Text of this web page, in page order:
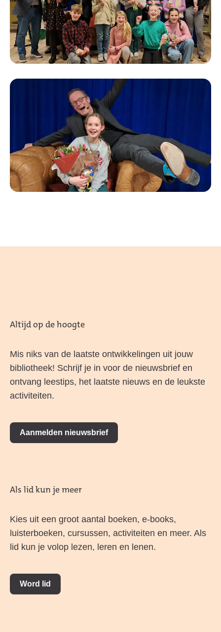
Altijd op de hoogte
Mis niks van de laatste ontwikkelingen uit jouw
bibliotheek! Schrijf je in voor de nieuwsbrief en
ontvang leestips, het laatste nieuws en de leukste
activiteiten.
Aanmelden nieuwsbrief
Als lid kun je meer
Kies uit een groot aantal boeken, e-books,
luisterboeken, cursussen, activiteiten en meer. Als
lid kun je volop lezen, leren en lenen.
Word lid